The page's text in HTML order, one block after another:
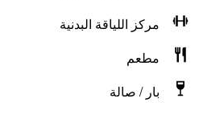
مركز اللياقة البدنية
مطعم
بار / صالة